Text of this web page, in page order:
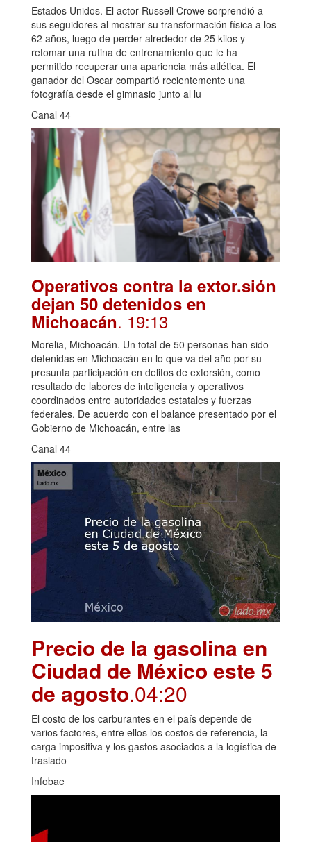
Estados Unidos. El actor Russell Crowe sorprendió a
sus seguidores al mostrar su transformación física a los
62 años, luego de perder alrededor de 25 kilos y
retomar una rutina de entrenamiento que le ha
permitido recuperar una apariencia más atlética. El
ganador del Oscar compartió recientemente una
fotografía desde el gimnasio junto al lu
Canal 44
Operativos contra la extor.sión
dejan 50 detenidos en
Michoacán. 19:13
Morelia, Michoacán. Un total de 50 personas han sido
detenidas en Michoacán en lo que va del año por su
presunta participación en delitos de extorsión, como
resultado de labores de inteligencia y operativos
coordinados entre autoridades estatales y fuerzas
federales. De acuerdo con el balance presentado por el
Gobierno de Michoacán, entre las
Canal 44
Precio de la gasolina en
Ciudad de México este 5
de agosto.04:20
El costo de los carburantes en el país depende de
varios factores, entre ellos los costos de referencia, la
carga impositiva y los gastos asociados a la logística de
traslado
Infobae